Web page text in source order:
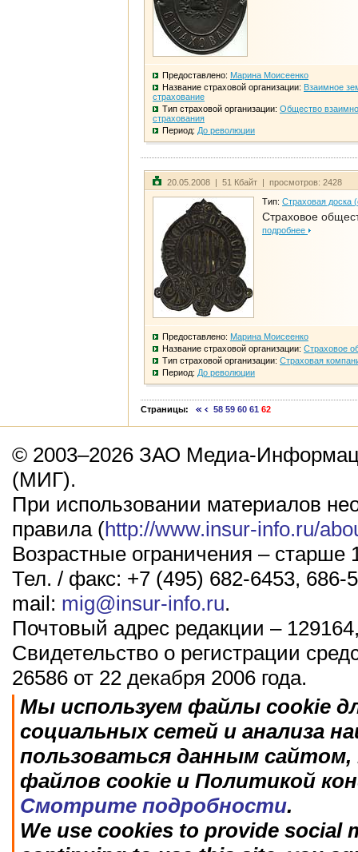
Предоставлено: Марина Моисеенко
Название страховой организации: Взаимное
страхование
Тип страховой организации: Общество
страхования
Период: До революции
20.05.2008 | 51 Кбайт | просмотров: 2428
Тип: Страховая доска
Страховое
подробнее
Предоставлено: Марина Моисеенко
Название страховой организации: Страховое
Тип страховой организации: Страховая
Период: До революции
Страницы: 58 59 60 61 62
© 2003–2026 ЗАО Медиа-
(МИГ).
При использовании материалов
правила (http://www.insur-info.ru/
Возрастные ограничения – старше
Тел. / факс: +7 (495) 682-6453, 686-
mail: mig@insur-info.ru.
Почтовый адрес редакции –
Свидетельство о регистрации
26586 от 22 декабря 2006 года.
Мы используем файлы cookie
социальных сетей и анализа
пользоваться данным
файлов cookie и Политикой
Смотрите подробности.
We use cookies to provide social